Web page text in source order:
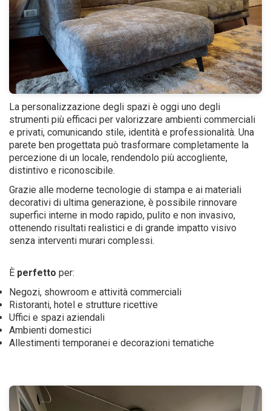
La personalizzazione degli spazi è oggi uno degli
strumenti più efficaci per valorizzare ambienti commerciali
e privati, comunicando stile, identità e professionalità. Una
parete ben progettata può trasformare completamente la
percezione di un locale, rendendolo più accogliente,
distintivo e riconoscibile.
Grazie alle moderne tecnologie di stampa e ai materiali
decorativi di ultima generazione, è possibile rinnovare
superfici interne in modo rapido, pulito e non invasivo,
ottenendo risultati realistici e di grande impatto visivo
senza interventi murari complessi.
È perfetto per:
Negozi, showroom e attività commerciali
Ristoranti, hotel e strutture ricettive
Uffici e spazi aziendali
Ambienti domestici
Allestimenti temporanei e decorazioni tematiche